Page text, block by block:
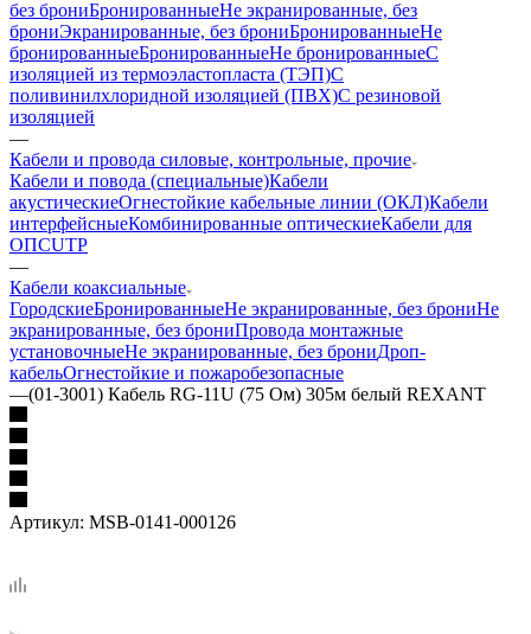
без брониБронированныеНе экранированные, без
брониЭкранированные, без брониБронированныеНе
бронированныеБронированныеНе бронированныеС
изоляцией из термоэластопласта (ТЭП)С
поливинилхлоридной изоляцией (ПВХ)С резиновой
изоляцией
—
Кабели и провода силовые, контрольные, прочие
Кабели и повода (специальные)Кабели
акустическиеОгнестойкие кабельные линии (ОКЛ)Кабели
интерфейсныеКомбинированные оптическиеКабели для
ОПСUTP
—
Кабели коаксиальные
ГородскиеБронированныеНе экранированные, без брониНе
экранированные, без брониПровода монтажные
установочныеНе экранированные, без брониДроп-
кабельОгнестойкие и пожаробезопасные
—(01-3001) Кабель RG-11U (75 Ом) 305м белый REXANT
Артикул: MSB-0141-000126